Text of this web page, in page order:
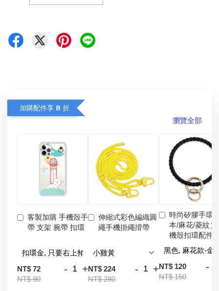
加購配件享 𝟴 折
瀏覽全部
客製加購 手機殼手
帶 支架 腕帶 扣環
NT$ 72
NT$ 90
- +
伸縮式彩色編織圓
繩手機掛繩揹帶
NT$ 224
NT$ 280
- +
時尚矽膠手環
本/麻花/菱紋）
機殼扣環配件
NT$ 120
NT$ 150
-